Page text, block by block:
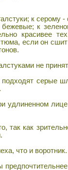
к серому
к
красивее
если он
не
серые
лице
как
что и воротник.